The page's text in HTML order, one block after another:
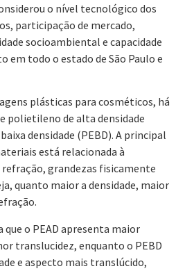
o nível tecnológico dos
participação de mercado,
socioambiental e capacidade
em todo o estado de São Paulo e
plásticas para cosméticos, há
polietileno de alta densidade
densidade (PEBD). A principal
está relacionada à
refração, grandezas fisicamente
quanto maior a densidade, maior
o PEAD apresenta maior
translucidez, enquanto o PEBD
e aspecto mais translúcido,